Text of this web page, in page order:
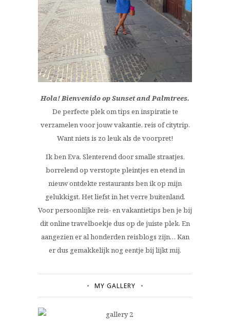
Hola! Bienvenido op Sunset and Palmtrees.
De perfecte plek om tips en inspiratie te
verzamelen voor jouw vakantie, reis of citytrip.
Want niets is zo leuk als de voorpret!
Ik ben Eva. Slenterend door smalle straatjes,
borrelend op verstopte pleintjes en etend in
nieuw ontdekte restaurants ben ik op mijn
gelukkigst. Het liefst in het verre buitenland.
Voor persoonlijke reis- en vakantietips ben je bij
dit online travelboekje dus op de juiste plek. En
aangezien er al honderden reisblogs zijn… Kan
er dus gemakkelijk nog eentje bij lijkt mij.
MY GALLERY